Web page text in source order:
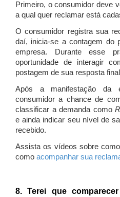
Primeiro, o consumidor deve
a qual quer reclamar está
O consumidor registra sua
daí, inicia-se a contagem do
empresa. Durante esse
oportunidade de interagir
postagem de sua resposta
Após a manifestação da
consumidor a chance de
classificar a demanda como
e ainda indicar seu nível de
recebido.
Assista os vídeos sobre como
como acompanhar sua
8. Terei que